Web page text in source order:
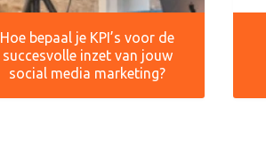
Hoe bepaal je KPI’s voor de
succesvolle inzet van jouw
social media marketing?